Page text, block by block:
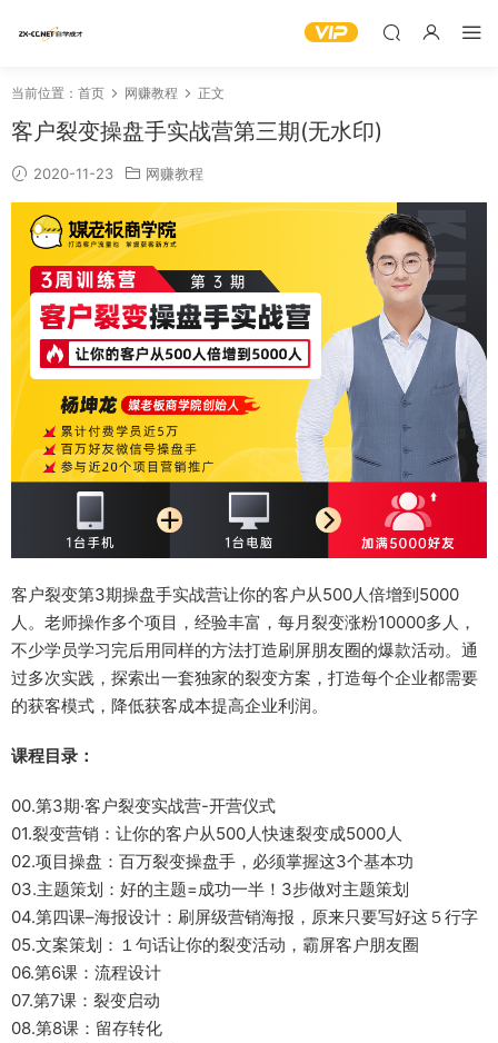
当前位置： 首页 网赚教程 正文
客户裂变操盘手实战营第三期(无水印)
2020-11-23 网赚教程
客户裂变第3期操盘手实战营让你的客户从500人倍增到5000
人。老师操作多个项目，经验丰富，每月裂变涨粉10000多人，
不少学员学习完后用同样的方法打造刷屏朋友圈的爆款活动。通
过多次实践，探索出一套独家的裂变方案，打造每个企业都需要
的获客模式，降低获客成本提高企业利润。
课程目录：
00.第3期·客户裂变实战营-开营仪式
01.裂变营销：让你的客户从500人快速裂变成5000人
02.项目操盘：百万裂变操盘手，必须掌握这3个基本功
03.主题策划：好的主题=成功一半！3步做对主题策划
04.第四课–海报设计：刷屏级营销海报，原来只要写好这５行字
05.文案策划：１句话让你的裂变活动，霸屏客户朋友圈
06.第6课：流程设计
07.第7课：裂变启动
08.第8课：留存转化